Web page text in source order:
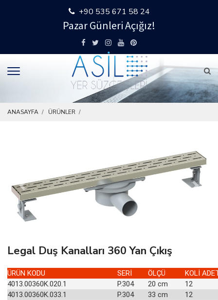
+90 535 671 58 24
Pazar Günleri Açığız!
ANASAYFA ÜRÜNLER
Previous Next
Legal Duş Kanalları 360 Yan Çıkış
ÜRÜN KODU SERİ ÖLÇÜ
KOLİ
4013.00360K.020.1
P.304 20 cm
12
4013.00360K.033.1
P.304 33 cm
12